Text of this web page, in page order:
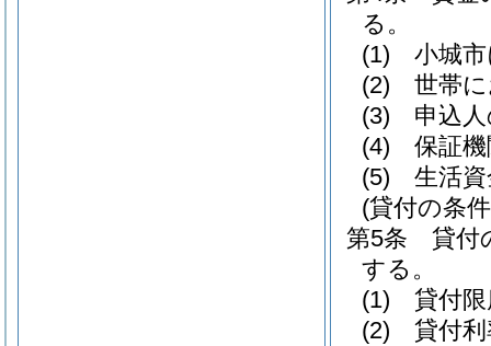
る。
(1)
小城
(2)
世帯
(3)
申込
(4)
保証
(5)
生活
(貸付の条
第5条
貸付
する。
(1)
貸付
(2)
貸付